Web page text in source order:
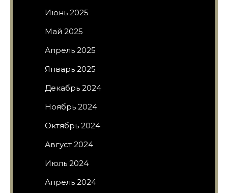
Июнь 2025
Май 2025
Апрель 2025
Январь 2025
Декабрь 2024
Ноябрь 2024
Октябрь 2024
Август 2024
Июль 2024
Апрель 2024